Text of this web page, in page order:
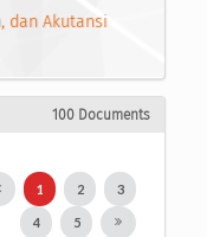
dan Akutansi
100 Documents
1 2 3
4 5